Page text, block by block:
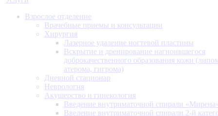
Взрослое отделение
Врачебные приемы и консультации
Хирургия
Лазерное удаление ногтевой пластины
Вскрытие и дренирование нагноившегося
доброкачественного образования кожи
атерома, гигрома)
Дневной стационар
Неврология
Акушерство и гинекология
Введение внутриматочной спирали
Введение внутриматочной спирали 2-й